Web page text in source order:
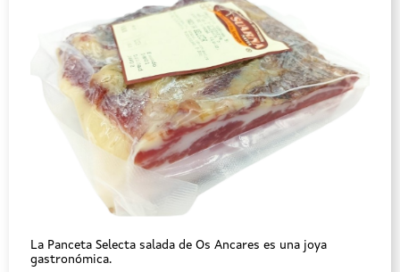
La Panceta Selecta salada de Os Ancares es una joya
gastronómica.